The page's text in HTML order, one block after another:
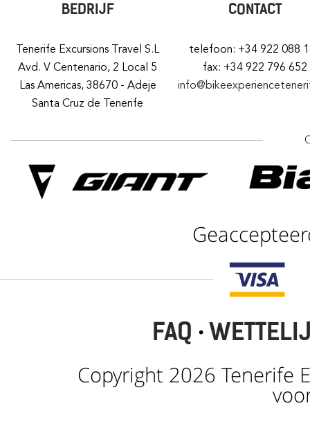
BEDRIJF
Tenerife Excursions Travel S.L
Avd. V Centenario, 2 Local 5
Las Americas, 38670 - Adeje
Santa Cruz de Tenerife
CONTACT
telefoon: +34 922 088
fax: +34 922 796 652
FAQ ·
Copyright 2026 Tenerife